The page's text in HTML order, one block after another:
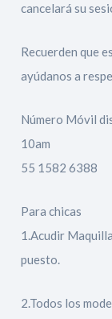
cancelará su
Recuerden que
ayúdanos a
Número Móvil
10am
55 1582 6388
Para chicas
1.Acudir
puesto.
2.Todos los